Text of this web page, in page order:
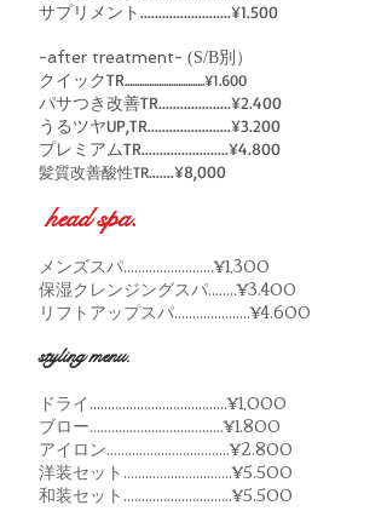
サプリメント.........................¥1.500
-after treatment- (S/B別）
クイックTR.................................¥1.600
パサつき改善TR....................¥2.400
うるツヤUP,TR.......................¥3.200
プレミアムTR........................¥4.800
髪質改善酸性TR.......¥8,000
head spa.
メンズスパ.........................¥1,300
保湿クレンジングスパ........¥3.400
リフトアップスパ.....................¥4.600
styling menu.
ドライ......................................¥1,000
ブロー.....................................¥1.800
アイロン..................................¥2.800
洋装セット..............................¥5.500
和装セット..............................¥5.500